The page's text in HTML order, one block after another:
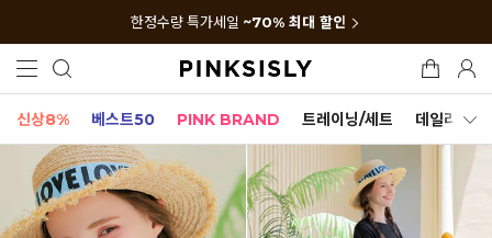
한정수량 특가세일 ~70% 최대 할인
신상8% 베스트50 PINK BRAND 트레이닝/세트 데일리세트